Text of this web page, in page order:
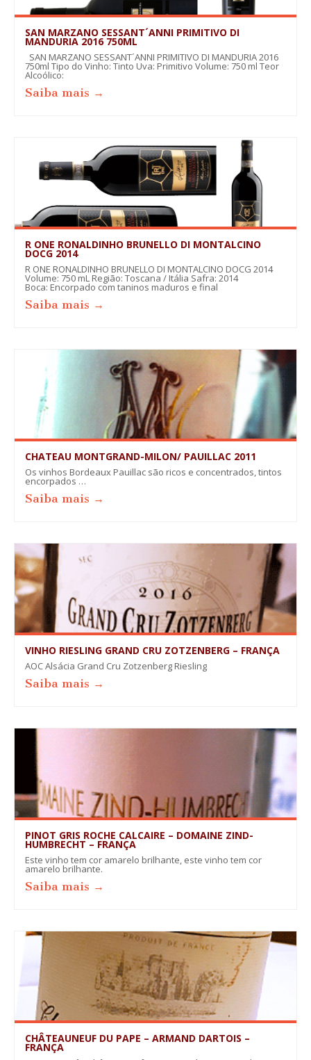
SAN MARZANO SESSANT´ANNI PRIMITIVO DI
MANDURIA 2016 750ML
SAN MARZANO SESSANT´ANNI PRIMITIVO DI MANDURIA 2016
750ml Tipo do Vinho: Tinto Uva: Primitivo Volume: 750 ml Teor
Alcoólico:
Saiba mais →
R ONE RONALDINHO BRUNELLO DI MONTALCINO
DOCG 2014
R ONE RONALDINHO BRUNELLO DI MONTALCINO DOCG 2014
Volume: 750 mL Região: Toscana / Itália Safra: 2014
Boca: Encorpado com taninos maduros e final
Saiba mais →
CHATEAU MONTGRAND-MILON/ PAUILLAC 2011
Os vinhos Bordeaux Pauillac são ricos e concentrados, tintos
encorpados …
Saiba mais →
VINHO RIESLING GRAND CRU ZOTZENBERG – FRANÇA
AOC Alsácia Grand Cru Zotzenberg Riesling
Saiba mais →
PINOT GRIS ROCHE CALCAIRE – DOMAINE ZIND-
HUMBRECHT – FRANÇA
Este vinho tem cor amarelo brilhante, este vinho tem cor
amarelo brilhante.
Saiba mais →
CHÂTEAUNEUF DU PAPE – ARMAND DARTOIS –
FRANÇA